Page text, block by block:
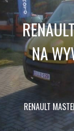
NA
RENAULT